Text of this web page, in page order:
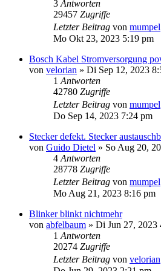
3Antworten
29457 Zugriffe
Letzter Beitrag von mumpel
Mo Okt 23, 2023 5:19 pm
Bosch Kabel Stromversorgung
von velorian » Di Sep 12, 2023
1Antworten
42780 Zugriffe
Letzter Beitrag von mumpel
Do Sep 14, 2023 7:24 pm
Stecker defekt. Stecker
von Guido Dietel » So Aug 20,
4Antworten
28778 Zugriffe
Letzter Beitrag von mumpel
Mo Aug 21, 2023 8:16 pm
Blinker blinkt nichtmehr
von abfelbaum » Di Jun 27, 2023
1Antworten
20274 Zugriffe
Letzter Beitrag von velorian